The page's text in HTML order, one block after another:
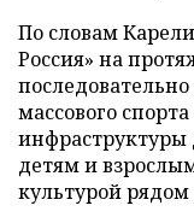
По словам
Россия» на
массового
детям и
культурой